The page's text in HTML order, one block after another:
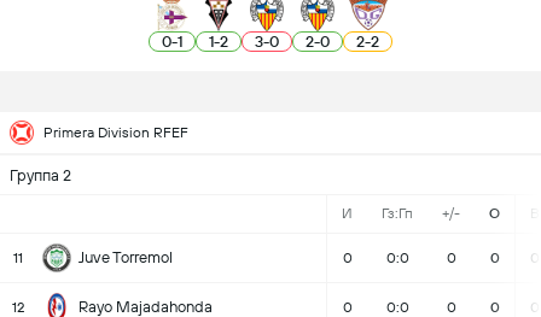
0-1 1-2 3-0 2-0 2-2
Primera Division RFEF
Группа 2
И Гз:Гп +/- О В
11 Juve Torremol 0 0:0 0 0 0
12 Rayo Majadahonda 0 0:0 0 0 0